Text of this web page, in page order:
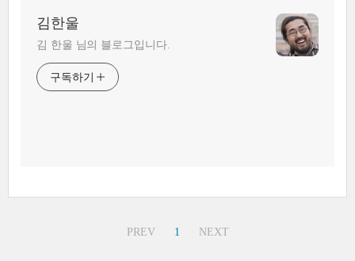
김한울
김 한울 님의 블로그입니다.
구독하기
PREV 1 NEXT